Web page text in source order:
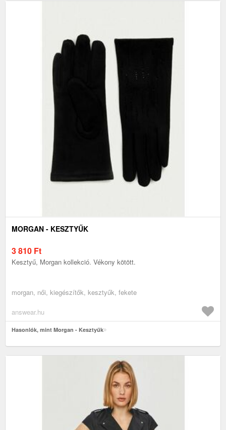
MORGAN - KESZTYŰK
3 810 Ft
Kesztyű, Morgan kollekció. Vékony kötött.
morgan, női, kiegészítők, kesztyűk, fekete
answear.hu
Hasonlók, mint Morgan - Kesztyűk